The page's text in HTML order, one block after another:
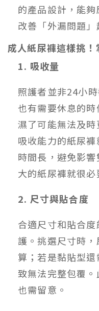
的產品設計，能夠
改善「外漏問題」
成人紙尿褲這樣挑
1. 吸收量
照護者並非24小
也有需要休息的
濕了可能無法及
吸收能力的紙尿
時間長，避免影
大的紙尿褲就很必
2. 尺寸與貼合度
合適尺寸和貼合
護。挑選尺寸時
算；若是黏貼型
致無法完整包覆
也需留意。